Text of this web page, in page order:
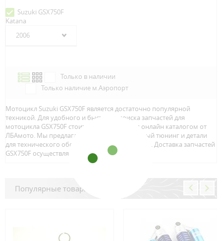
Suzuki GSX750F
Katana
2006
Только в наличии
Только наличие м.Аэропорт
Мотоцикл Suzuki GSX750F является достаточно популярной
техникой. Для удобного и быстрого поиска запчастей для
мотоцикла GSX750F стоит воспользоваться онлайн каталогом от
ЛБАмото. Мы предлагаем только качественный тюнинг и детали
для технического обслуживание вашего байка. Доставка запчастей
GSX750F осуществляется по всей Росcии.
Популярные товары